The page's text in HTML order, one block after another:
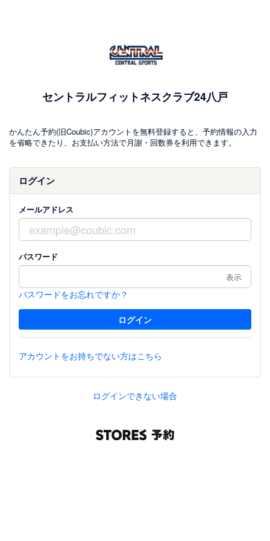
セントラルフィットネスクラブ24八戸
かんたん予約(旧Coubic)アカウントを無料登録すると、予約情報の入力
を省略できたり、お支払い方法で月謝・回数券を利用できます。
ログイン
メールアドレス
パスワード
表示
パスワードをお忘れですか？
アカウントをお持ちでない方はこちら
ログインできない場合